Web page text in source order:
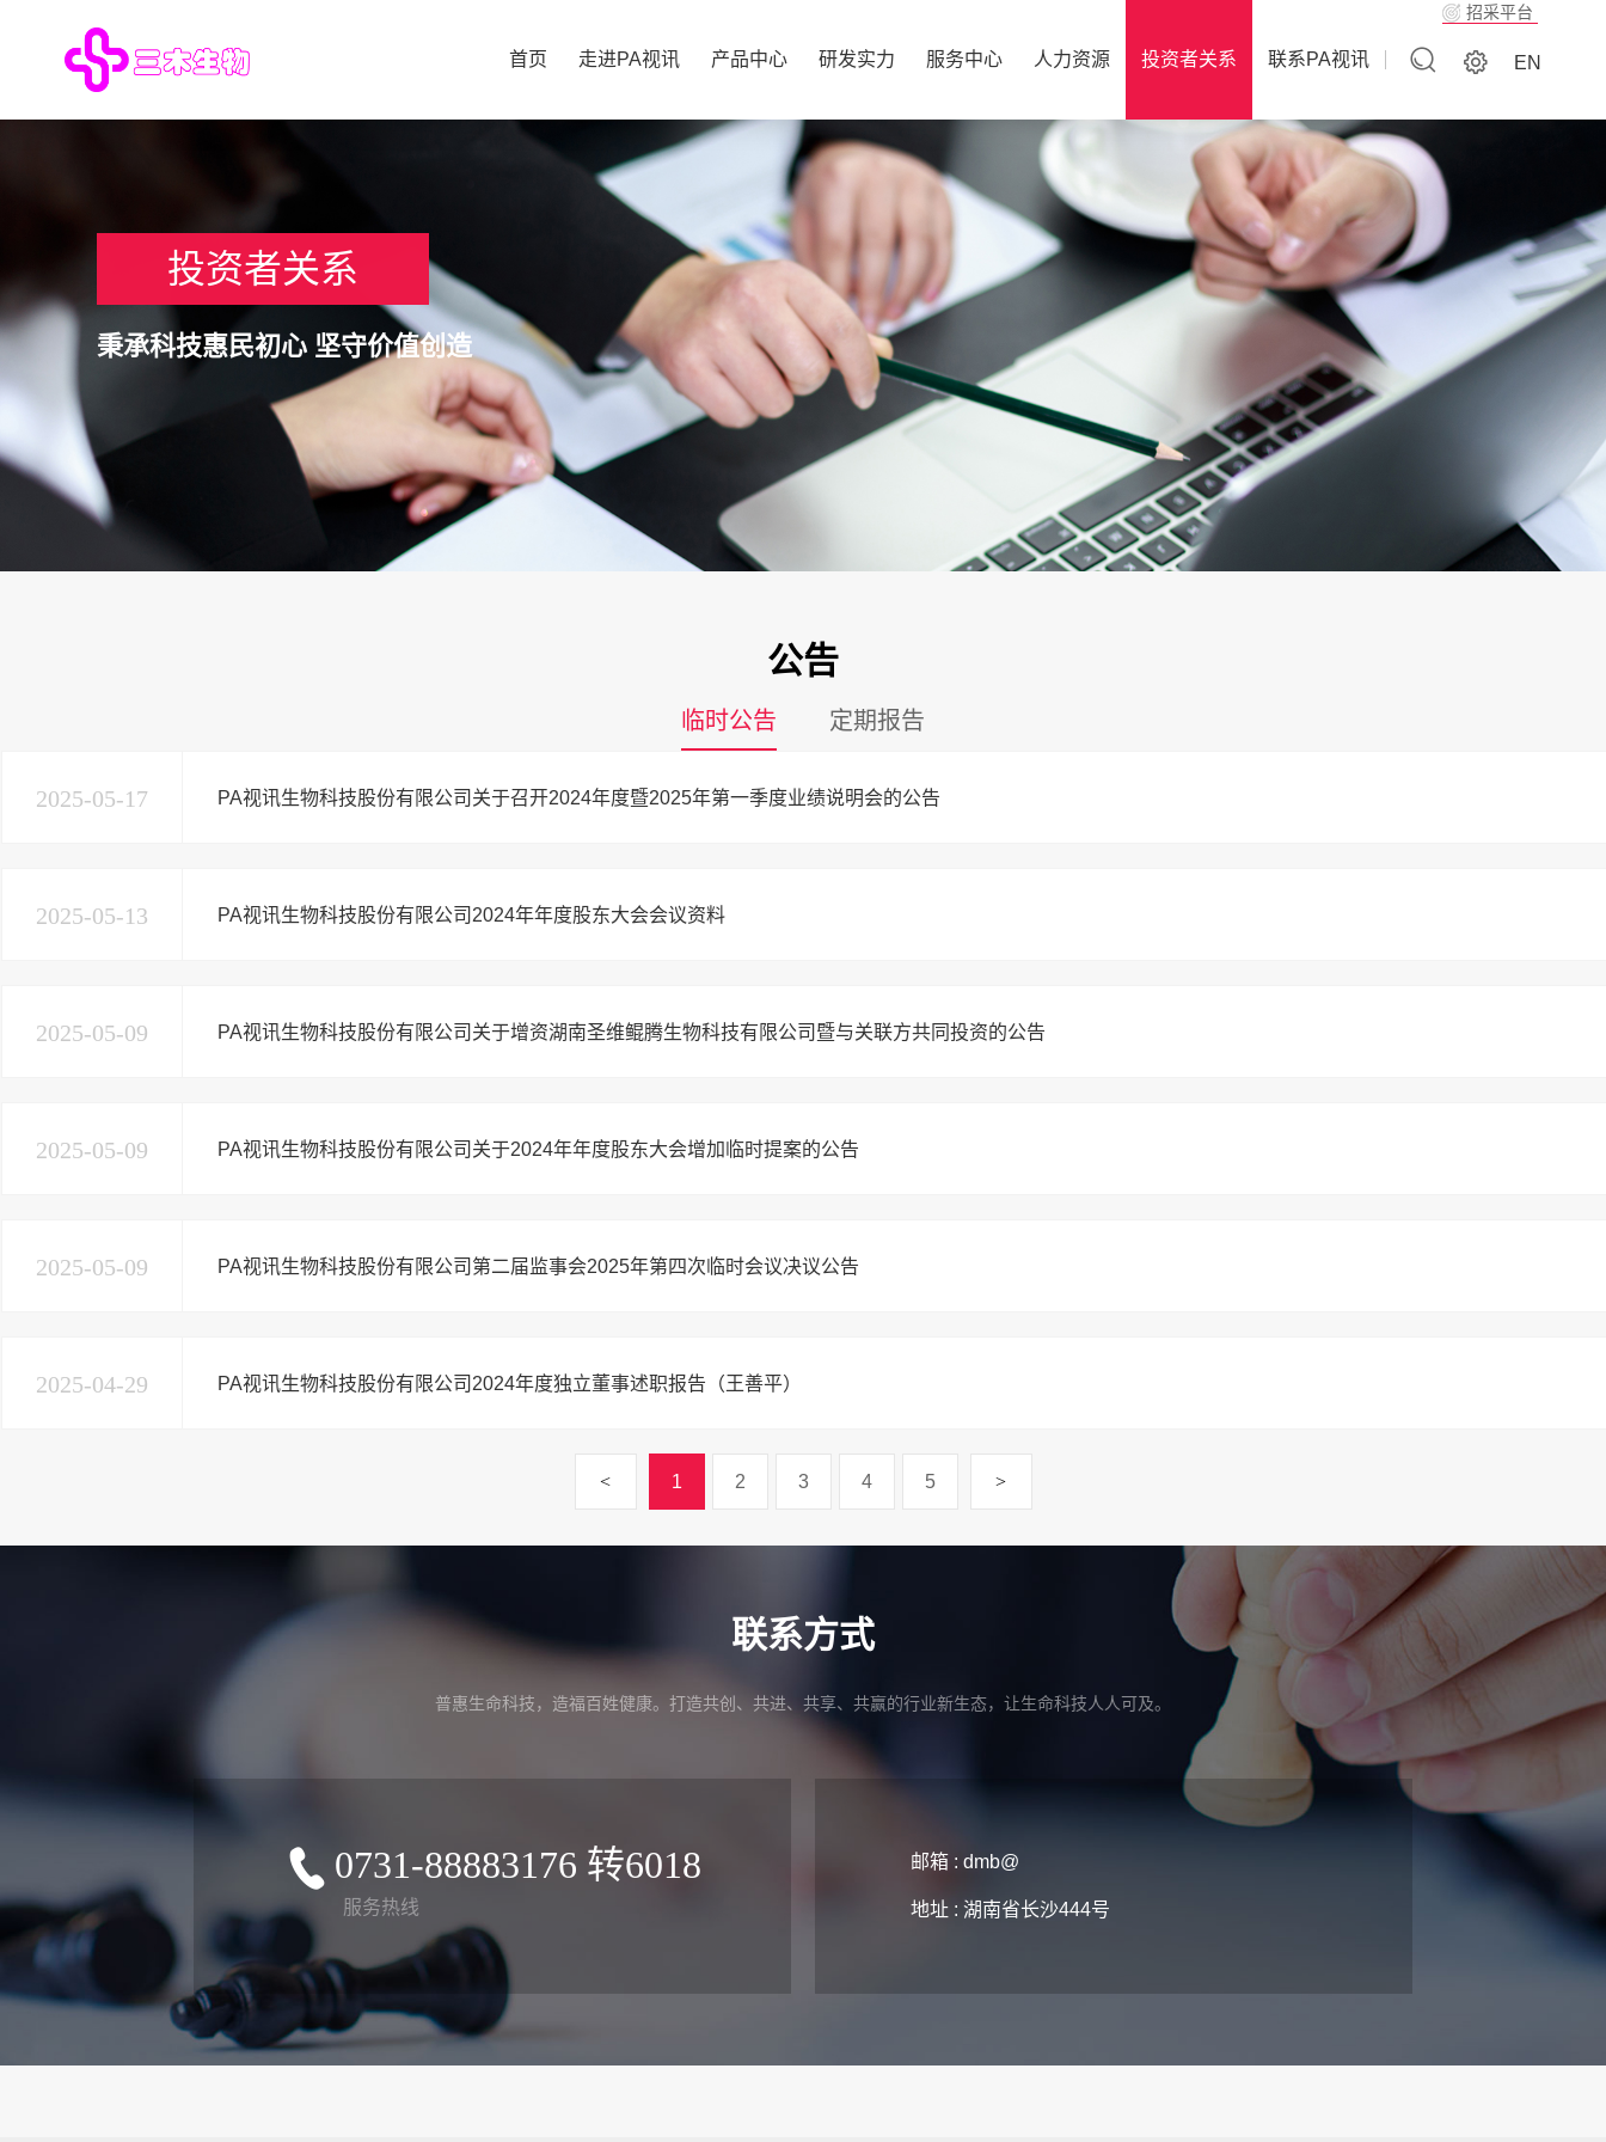
EN
招采平台
首页 走进PA视讯 产品中心 研发实力 服务中心 人力资源 投资者关系 联系PA视讯
投资者关系
秉承科技惠民初心 坚守价值创造
公告
临时公告 定期报告
2025-05-17 PA视讯生物科技股份有限公司关于召开2024年度暨2025年第一季度业绩说明会的公告
2025-05-13 PA视讯生物科技股份有限公司2024年年度股东大会会议资料
2025-05-09 PA视讯生物科技股份有限公司关于增资湖南圣维鲲腾生物科技有限公司暨与关联方共同投资的公告
2025-05-09 PA视讯生物科技股份有限公司关于2024年年度股东大会增加临时提案的公告
2025-05-09 PA视讯生物科技股份有限公司第二届监事会2025年第四次临时会议决议公告
2025-04-29 PA视讯生物科技股份有限公司2024年度独立董事述职报告（王善平）
< 1 2 3 4 5 >
联系方式
普惠生命科技，造福百姓健康。打造共创、共进、共享、共赢的行业新生态，让生命科技人人可及。
0731-88883176 转6018
服务热线
邮箱 : dmb@
地址 : 湖南省长沙444号